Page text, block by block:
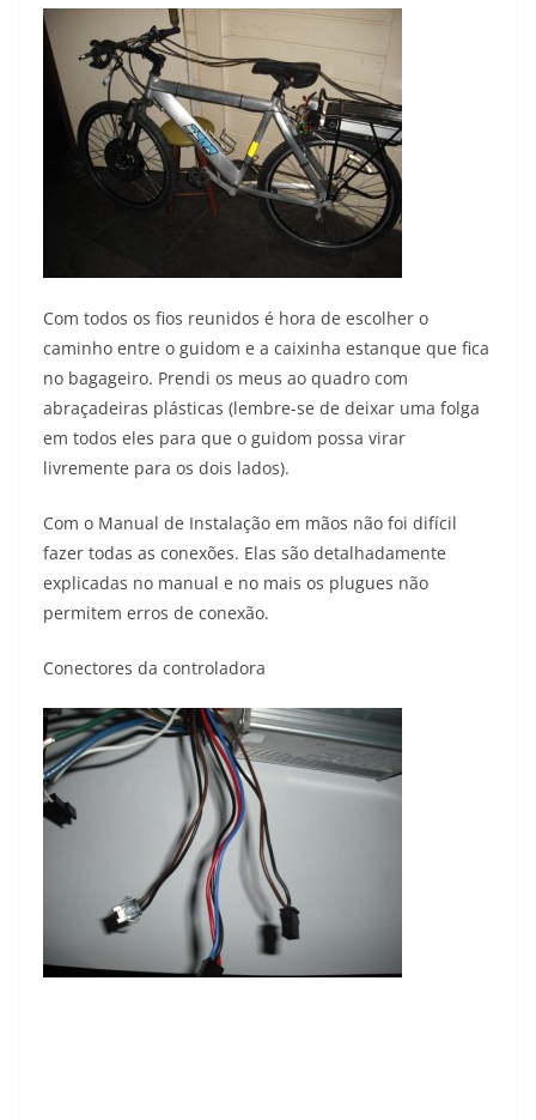
Com todos os fios reunidos é hora de escolher o
caminho entre o guidom e a caixinha estanque que fica
no bagageiro. Prendi os meus ao quadro com
abraçadeiras plásticas (lembre-se de deixar uma folga
em todos eles para que o guidom possa virar
livremente para os dois lados).
Com o Manual de Instalação em mãos não foi difícil
fazer todas as conexões. Elas são detalhadamente
explicadas no manual e no mais os plugues não
permitem erros de conexão.
Conectores da controladora